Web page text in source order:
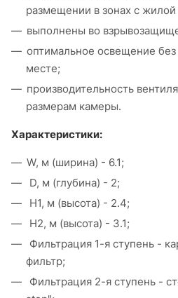
размещении в зонах с жилой
выполнены во
оптимальное освещение
месте;
производительность
размерам камеры.
Характеристики:
W, м (ширина) - 6.1;
D, м (глубина) - 2;
H1, м (высота) - 2.4;
H2, м (высота) - 3.1;
Фильтрация 1-я ступень -
фильтр;
Фильтрация 2-я ступень -